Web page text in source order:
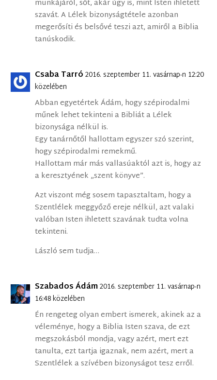
munkájáról, sőt, akár úgy is, mint Isten ihletett
szavát. A Lélek bizonyságtétele azonban
megerősíti és belsővé teszi azt, amiről a Biblia
tanúskodik.
Csaba Tarró 2016. szeptember 11. vasárnap-n 12:20
közelében
Abban egyetértek Ádám, hogy szépirodalmi
műnek lehet tekinteni a Bibliát a Lélek
bizonysága nélkül is.
Egy tanárnőtől hallottam egyszer szó szerint,
hogy szépirodalmi remekmű.
Hallottam már más vallasúaktól azt is, hogy az
a keresztyének „szent könyve”.
Azt viszont még sosem tapasztaltam, hogy a
Szentlélek meggyőző ereje nélkül, azt valaki
valóban Isten ihletett szavának tudta volna
tekinteni.
László sem tudja…
Szabados Ádám2016. szeptember 11. vasárnap-n
16:48 közelében
Én rengeteg olyan embert ismerek, akinek az a
véleménye, hogy a Biblia Isten szava, de ezt
megszokásból mondja, vagy azért, mert ezt
tanulta, ezt tartja igaznak, nem azért, mert a
Szentlélek a szívében bizonyságot tesz erről.